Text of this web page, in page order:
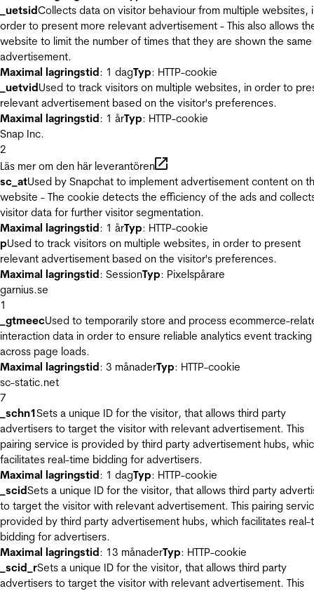
_uetsidCollects data on visitor behaviour from multiple websites,
order to present more relevant advertisement - This also allows
website to limit the number of times that they are shown the same
advertisement.
Maximal lagringstid: 1 dagTyp: HTTP-cookie
_uetvidUsed to track visitors on multiple websites, in order to
relevant advertisement based on the visitor's preferences.
Maximal lagringstid: 1 årTyp: HTTP-cookie
Snap Inc.
2
Läs mer om den här leverantören
sc_atUsed by Snapchat to implement advertisement content on
website - The cookie detects the efficiency of the ads and
visitor data for further visitor segmentation.
Maximal lagringstid: 1 årTyp: HTTP-cookie
pUsed to track visitors on multiple websites, in order to present
relevant advertisement based on the visitor's preferences.
Maximal lagringstid: SessionTyp: Pixelspårare
garnius.se
1
_gtmeecUsed to temporarily store and process ecommerce-
interaction data in order to ensure reliable analytics event tracking
across page loads.
Maximal lagringstid: 3 månaderTyp: HTTP-cookie
sc-static.net
7
_schn1Sets a unique ID for the visitor, that allows third party
advertisers to target the visitor with relevant advertisement. This
pairing service is provided by third party advertisement hubs,
facilitates real-time bidding for advertisers.
Maximal lagringstid: 1 dagTyp: HTTP-cookie
_scidSets a unique ID for the visitor, that allows third party
to target the visitor with relevant advertisement. This pairing
provided by third party advertisement hubs, which facilitates real-
bidding for advertisers.
Maximal lagringstid: 13 månaderTyp: HTTP-cookie
_scid_rSets a unique ID for the visitor, that allows third party
advertisers to target the visitor with relevant advertisement. This